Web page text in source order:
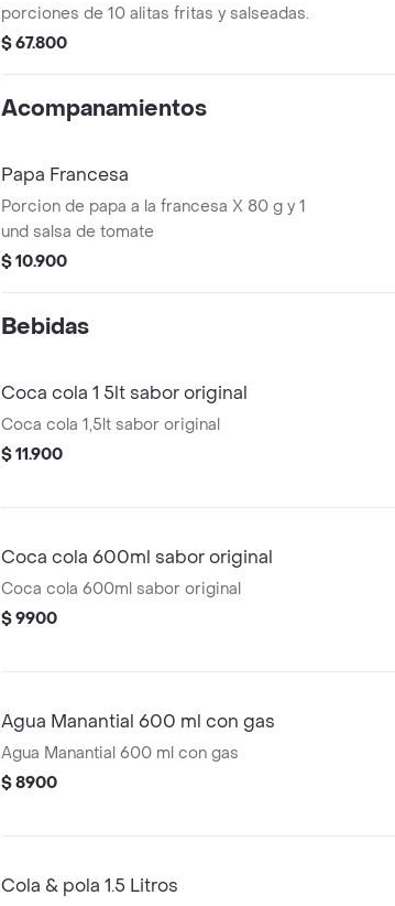
porciones de 10 alitas fritas y salseadas.
$ 67.800
Acompanamientos
Papa Francesa
Porcion de papa a la francesa X 80 g y 1
und salsa de tomate
$ 10.900
Bebidas
Coca cola 1 5lt sabor original
Coca cola 1,5lt sabor original
$ 11.900
Coca cola 600ml sabor original
Coca cola 600ml sabor original
$ 9900
Agua Manantial 600 ml con gas
Agua Manantial 600 ml con gas
$ 8900
Cola & pola 1.5 Litros